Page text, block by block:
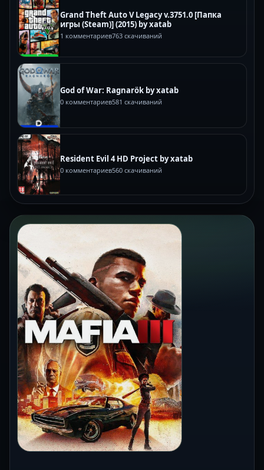
Grand Theft Auto V Legacy v.3751.0 [Папка
игры (Steam)] (2015) by xatab
1 комментариев763 скачиваний
God of War: Ragnarök by xatab
0 комментариев581 скачиваний
Resident Evil 4 HD Project by xatab
0 комментариев560 скачиваний